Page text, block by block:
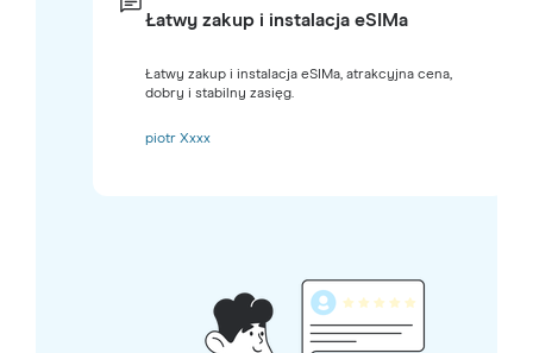
Łatwy zakup i instalacja eSIMa
Łatwy zakup i instalacja eSIMa, atrakcyjna cena,
dobry i stabilny zasięg.
piotr Xxxx